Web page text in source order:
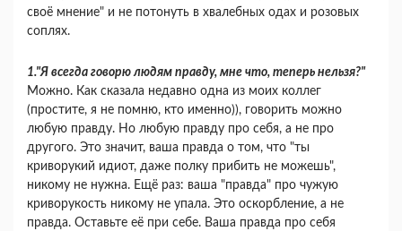
своё мнение" и не потонуть в хвалебных одах и розовых
соплях.
1."Я всегда говорю людям правду, мне что, теперь нельзя?"
Можно. Как сказала недавно одна из моих коллег
(простите, я не помню, кто именно)), говорить можно
любую правду. Но любую правду про себя, а не про
другого. Это значит, ваша правда о том, что "ты
криворукий идиот, даже полку прибить не можешь",
никому не нужна. Ещё раз: ваша "правда" про чужую
криворукость никому не упала. Это оскорбление, а не
правда. Оставьте её при себе. Ваша правда про себя